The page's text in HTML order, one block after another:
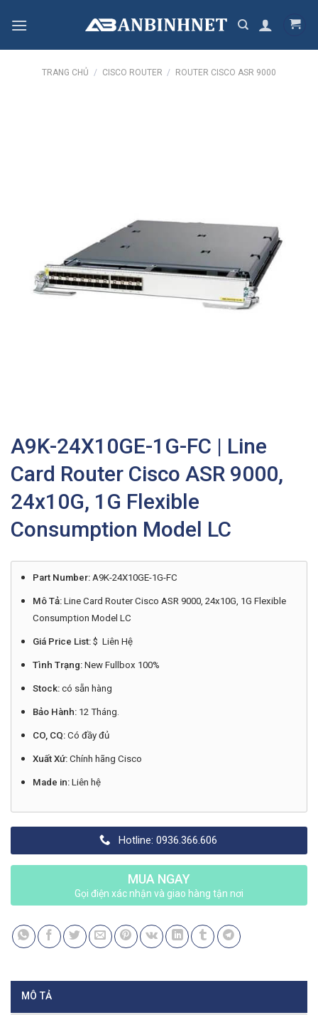
TRANG CHỦ / CISCO ROUTER / ROUTER CISCO ASR 9000
A9K-24X10GE-1G-FC | Line
Card Router Cisco ASR 9000,
24x10G, 1G Flexible
Consumption Model LC
Part Number:A9K-24X10GE-1G-FC
Mô Tả:Line Card Router Cisco ASR 9000, 24x10G, 1G Flexible
Consumption Model LC
Giá Price List:$ Liên Hệ
Tình Trạng:New Fullbox 100%
Stock:có sẵn hàng
Bảo Hành: 12 Tháng.
CO, CQ: Có đầy đủ
Xuất Xứ:Chính hãng Cisco
Made in:Liên hệ
Hotline: 0936.366.606
MUA NGAY
Gọi điện xác nhận và giao hàng tận nơi
MÔ TẢ